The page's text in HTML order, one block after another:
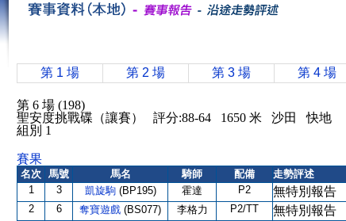
第 1 場 第 2 場 第 3 場 第 4 場
第 6 場 (198)
聖安度挑戰碟（讓賽） 評分:88-64 1650 米 沙田 快地
組別 1
賽果
名次 馬號 馬名 騎師 配備
走勢評述
1
3 凱旋駒 (BP195) 霍達 P2 無特別報告
2 6 奪寶遊戲 (BS077) 李格力 P2/TT 無特別報告